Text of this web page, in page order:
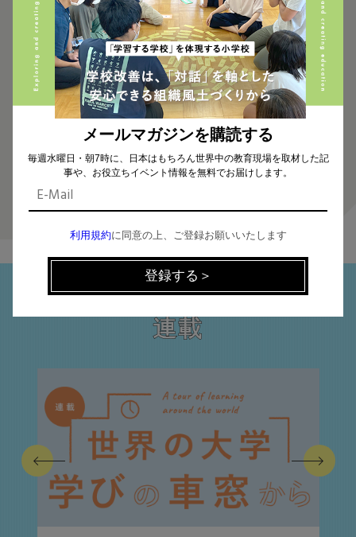
【環境活動家・露木志奈さんの環境対談 第4弾】持続可能な社会の実
現には、みんなが･･･
2021.06.15
連載
Previous Next
メールマガジンを購読する
毎週水曜日・朝7時に、日本はもちろん世界中の教育現場を取材した記
事や、お役立ちイベント情報を無料でお届けします。
利用規約に同意の上、ご登録お願いいたします